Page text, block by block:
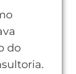
do